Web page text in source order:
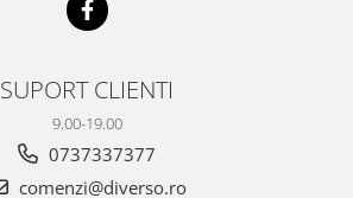
SUPORT CLIENTI
9.00-19.00
0737337377
comenzi@diverso.ro